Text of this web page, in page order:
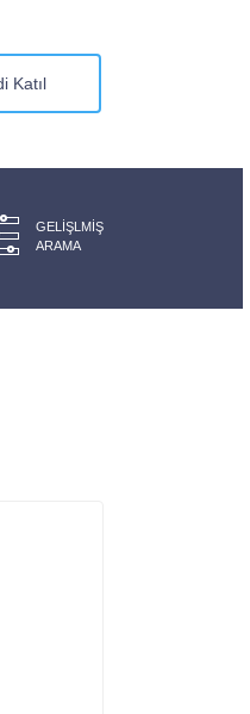
Katıl
GELIŞLMIŞ
ARAMA